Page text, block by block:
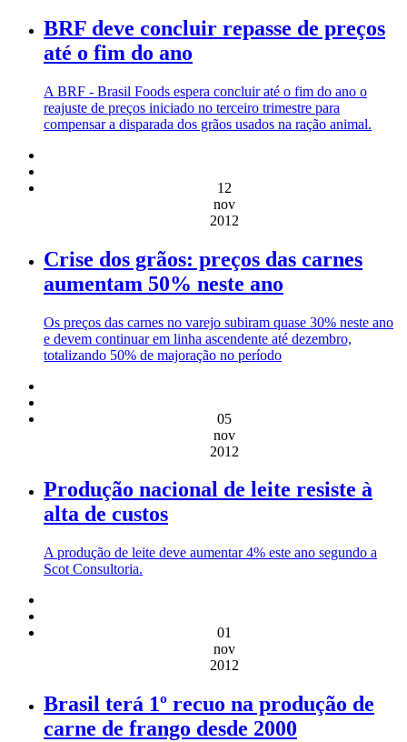
BRF deve concluir repasse de preços
até o fim do ano
A BRF - Brasil Foods espera concluir até o fim do ano o
reajuste de preços iniciado no terceiro trimestre para
compensar a disparada dos grãos usados na ração animal.
12
nov
2012
Crise dos grãos: preços das carnes
aumentam 50% neste ano
Os preços das carnes no varejo subiram quase 30% neste ano
e devem continuar em linha ascendente até dezembro,
totalizando 50% de majoração no período
05
nov
2012
Produção nacional de leite resiste à
alta de custos
A produção de leite deve aumentar 4% este ano segundo a
Scot Consultoria.
01
nov
2012
Brasil terá 1º recuo na produção de
carne de frango desde 2000